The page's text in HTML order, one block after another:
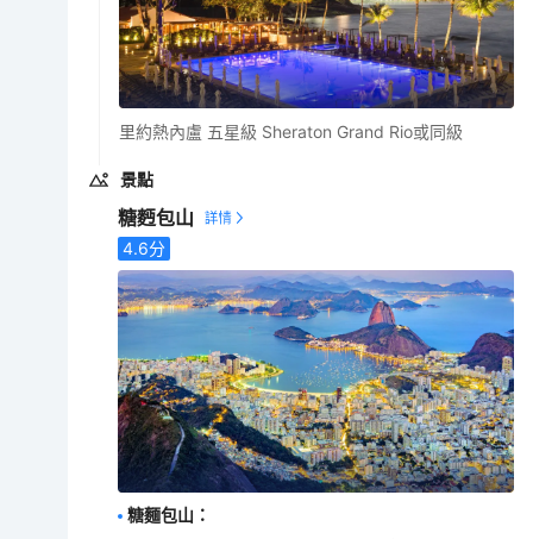
里約熱內盧 五星級 Sheraton Grand Rio或同級
景點
糖麪包山
4.6分
糖麵包山 ：